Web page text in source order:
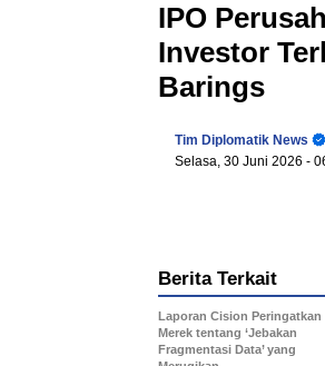
IPO
Investor
Barings
Tim Diplomatik News
Selasa, 30 Juni 2026 -
Berita Terkait
Laporan Cision Peringatkan
Merek tentang ‘Jebakan
Fragmentasi Data’ yang